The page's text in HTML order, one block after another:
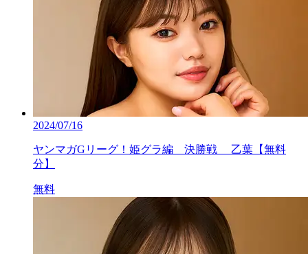
2024/07/16
ヤンマガGリーグ！姫グラ編 決勝戦 乙葉【無料
分】
無料